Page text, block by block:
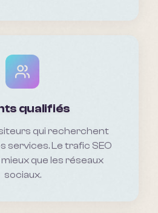
qualifiés
qui recherchent
services. Le trafic SEO
que les réseaux
sociaux.